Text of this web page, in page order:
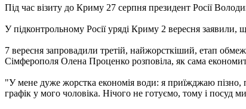
Під час візиту до Криму 27 серпня президент Росії
У підконтрольному Росії уряді Криму 2 вересня
7 вересня запровадили третій, найжорсткіший, етап
Сімферополя Олена Проценко розповіла, як сама
"У мене дуже жорстка економія води: я приїжджаю
графік у мого чоловіка. Нічого не готуємо, тому і посуд